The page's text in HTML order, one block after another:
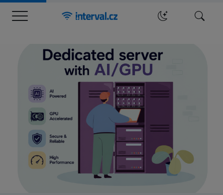
Menu Hledat